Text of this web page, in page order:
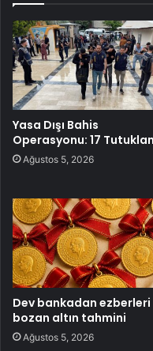
Yasa Dışı Bahis
Operasyonu: 17
Ağustos 5, 2026
Dev bankadan ezberleri
bozan altın tahmini
Ağustos 5, 2026